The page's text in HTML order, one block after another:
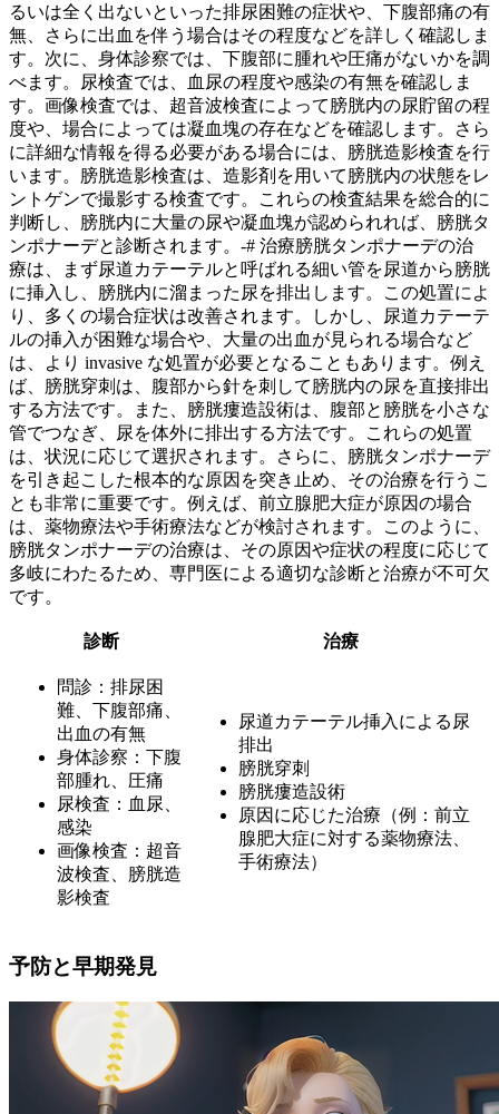
るいは全く出ないといった排尿困難の症状や、下腹部痛の有
無、さらに出血を伴う場合はその程度などを詳しく確認しま
す。次に、身体診察では、下腹部に腫れや圧痛がないかを調
べます。尿検査では、血尿の程度や感染の有無を確認しま
す。画像検査では、 超音波検査によって膀胱内の尿貯留の程
度や、場合によっては凝血塊の存在などを確認します。さら
に詳細な情報を得る必要がある場合には、膀胱造影検査を行
います。膀胱造影検査は、造影剤を用いて膀胱内の状態をレ
ントゲンで撮影する検査です。これらの検査結果を総合的に
判断し、膀胱内に大量の尿や凝血塊が認められれば、膀胱タ
ンポナーデと診断されます。-# 治療膀胱タンポナーデの治
療は、まず尿道カテーテルと呼ばれる細い管を尿道から膀胱
に挿入し、膀胱内に溜まった尿を排出 します。この処置によ
り、多くの場合症状は改善されます。しかし、尿道カテーテ
ルの挿入が困難な場合や、大量の出血が見られる場合など
は、より invasive な処置が必要となることもあります。例え
ば、 膀胱穿刺は、腹部から針を刺して膀胱内の尿を直接排出
する方法です。また、膀胱瘻造設術は、腹部と膀胱を小さな
管でつなぎ、尿を体外に排出する方法です。これらの処置
は、状況に応じて選択されます。さらに、膀胱タンポナーデ
を引き起こした根本的な原因を突き止め、その治療を行うこ
とも非常に重要です。例えば、前立腺肥大症が原因の場合
は、薬物療法や手術療法などが検討されます。このように、
膀胱タンポナーデの治療は、その原因や症状の程度に応じて
多岐にわたるため、専門医による適切な診断と治療が不可欠
です。
診断 治療
問診：排尿困
難、下腹部痛、
出血の有無
身体診察：下腹
部腫れ、圧痛
尿検査：血尿、
感染
画像検査：超音
波検査、膀胱造
影検査
尿道カテーテル挿入による尿
排出
膀胱穿刺
膀胱瘻造設術
原因に応じた治療（例：前立
腺肥大症に対する薬物療法、
手術療法）
予防と早期発見